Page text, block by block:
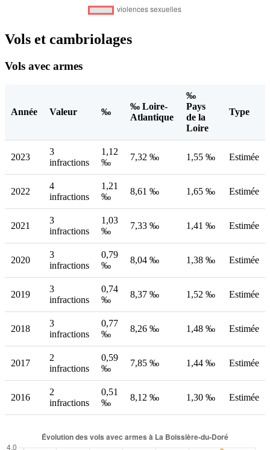
Vols et cambriolages
Vols avec armes
Année Valeur ‰
‰ Loire-
Atlantique
‰
Pays
de la
Loire
Type
2023
3
infractions
1,12
‰
7,32 ‰ 1,55 ‰ Estimée
2022
4
infractions
1,21
‰
8,61 ‰ 1,65 ‰ Estimée
2021
3
infractions
1,03
‰
7,33 ‰ 1,41 ‰ Estimée
2020
3
infractions
0,79
‰
8,04 ‰ 1,38 ‰ Estimée
2019
3
infractions
0,74
‰
8,37 ‰ 1,52 ‰ Estimée
2018
3
infractions
0,77
‰
8,26 ‰ 1,48 ‰ Estimée
2017
2
infractions
0,59
‰
7,85 ‰ 1,44 ‰ Estimée
2016
2
infractions
0,51
‰
8,12 ‰ 1,30 ‰ Estimée